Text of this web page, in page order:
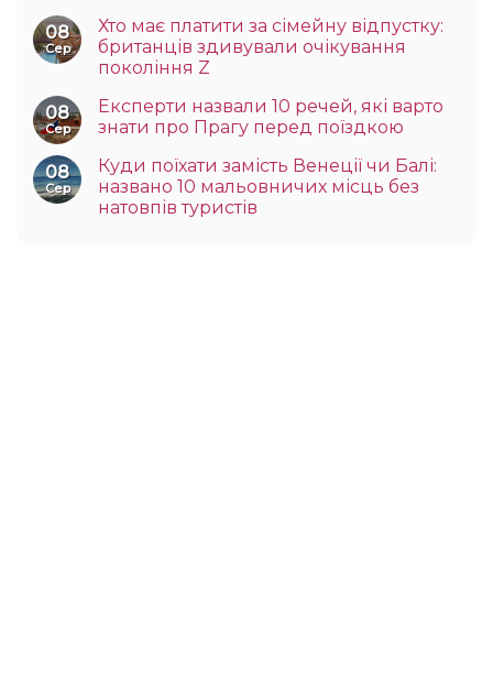
08
Сер
Хто має платити за сімейну відпустку:
британців здивували очікування
покоління Z
08
Сер
Експерти назвали 10 речей, які варто
знати про Прагу перед поїздкою
08
Сер
Куди поїхати замість Венеції чи Балі:
названо 10 мальовничих місць без
натовпів туристів